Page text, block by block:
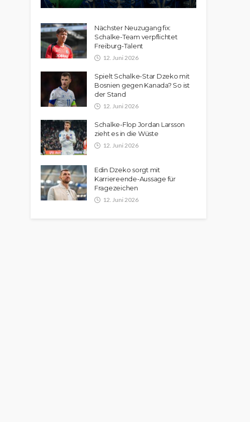
Nächster Neuzugang fix:
Schalke-Team verpflichtet
Freiburg-Talent
12. Juni 2026
Spielt Schalke-Star Dzeko mit
Bosnien gegen Kanada? So ist
der Stand
12. Juni 2026
Schalke-Flop Jordan Larsson
zieht es in die Wüste
12. Juni 2026
Edin Dzeko sorgt mit
Karriereende-Aussage für
Fragezeichen
12. Juni 2026